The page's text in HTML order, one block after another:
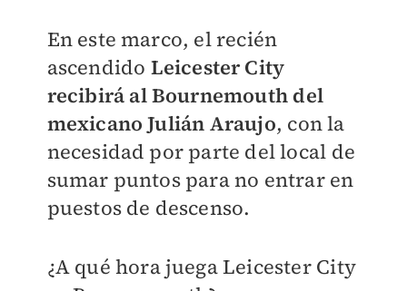
En este marco, el recién
ascendido Leicester City
recibirá al Bournemouth del
mexicano Julián Araujo, con la
necesidad por parte del local de
sumar puntos para no entrar en
puestos de descenso.
¿A qué hora juega Leicester City